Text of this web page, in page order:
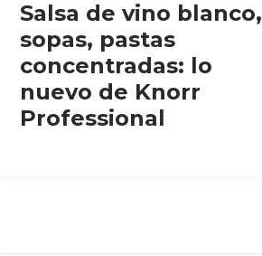
Salsa de vino blanco,
sopas, pastas
concentradas: lo
nuevo de Knorr
Professional